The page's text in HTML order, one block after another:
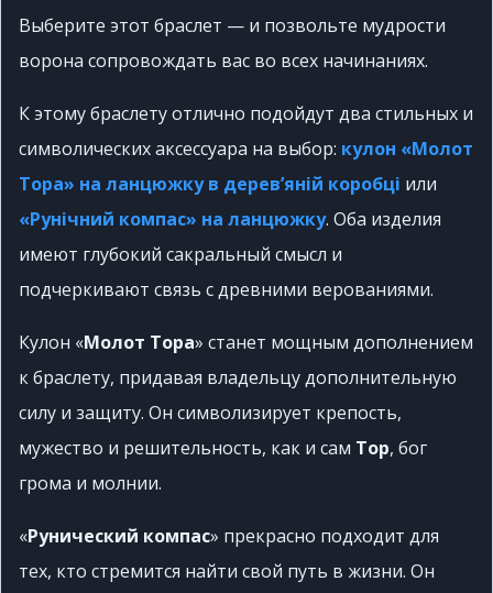
Выберите этот браслет — и позвольте мудрости
ворона сопровождать вас во всех начинаниях.
К этому браслету отлично подойдут два стильных и
символических аксессуара на выбор: кулон «Молот
Тора» на ланцюжку в дерев’яній коробці или
«Рунічний компас» на ланцюжку. Оба изделия
имеют глубокий сакральный смысл и
подчеркивают связь с древними верованиями.
Кулон «Молот Тора» станет мощным дополнением
к браслету, придавая владельцу дополнительную
силу и защиту. Он символизирует крепость,
мужество и решительность, как и сам Тор, бог
грома и молнии.
«Рунический компас» прекрасно подходит для
тех, кто стремится найти свой путь в жизни. Он